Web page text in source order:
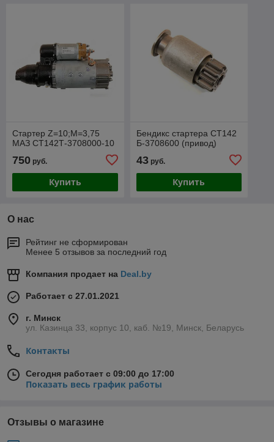
Стартер Z=10;M=3,75
МАЗ СТ142Т-3708000-10
750 руб.
Купить
Бендикс стартера СТ142
Б-3708600 (привод)
43руб.
Купить
О нас
Рейтинг не сформирован
Менее 5 отзывов за последний год
Компания продает на Deal.by
Работает с 27.01.2021
г. Минск
ул. Казинца 33, корпус 10, каб. №19, Минск, Беларусь
Контакты
Сегодня работает с 09:00 до 17:00
Показать весь график работы
Отзывы о магазине